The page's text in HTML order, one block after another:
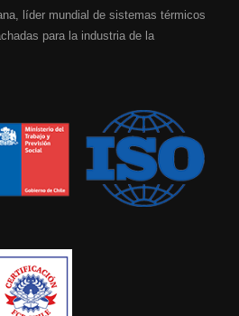
líder mundial de sistemas térmicos
para la industria de la